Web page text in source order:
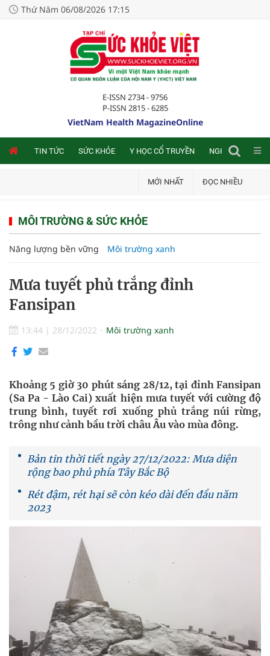
Thứ Năm 06/08/2026 17:15
E-ISSN 2734 - 9756
P-ISSN 2815 - 6285
VietNam Health MagazineOnline
TIN TỨC SỨC KHỎE Y HỌC CỔ TRUYỀN NGHIÊN CỨU
MỚI NHẤT ĐỌC NHIỀU
MÔI TRƯỜNG & SỨC KHỎE
Năng lượng bền vững Môi trường xanh
Mưa tuyết phủ trắng đỉnh
Fansipan
13:44 | 28/12/2022 Môi trường xanh
Khoảng 5 giờ 30 phút sáng 28/12, tại đỉnh Fansipan
(Sa Pa - Lào Cai) xuất hiện mưa tuyết với cường độ
trung bình, tuyết rơi xuống phủ trắng núi rừng,
trông như cảnh bầu trời châu Âu vào mùa đông.
Bản tin thời tiết ngày 27/12/2022: Mưa diện
rộng bao phủ phía Tây Bắc Bộ
Rét đậm, rét hại sẽ còn kéo dài đến đầu năm
2023